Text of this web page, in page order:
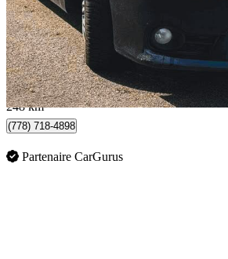
9 800 $
50 $/mois env.
Vancouver, BC
248 km
(778) 718-4898
Partenaire CarGurus